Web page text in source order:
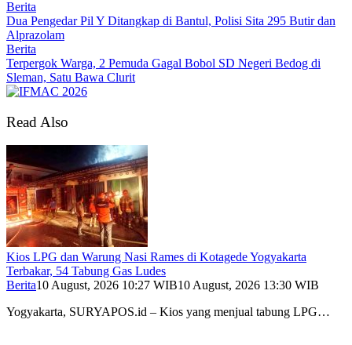
Berita
Dua Pengedar Pil Y Ditangkap di Bantul, Polisi Sita 295 Butir dan
Alprazolam
Berita
Terpergok Warga, 2 Pemuda Gagal Bobol SD Negeri Bedog di
Sleman, Satu Bawa Clurit
Read Also
Kios LPG dan Warung Nasi Rames di Kotagede Yogyakarta
Terbakar, 54 Tabung Gas Ludes
Berita10 August, 2026 10:27 WIB10 August, 2026 13:30 WIB
Yogyakarta, SURYAPOS.id – Kios yang menjual tabung LPG…